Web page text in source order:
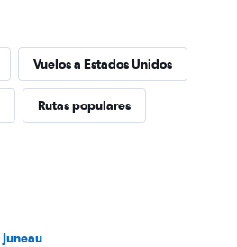
Vuelos a Estados Unidos
Rutas populares